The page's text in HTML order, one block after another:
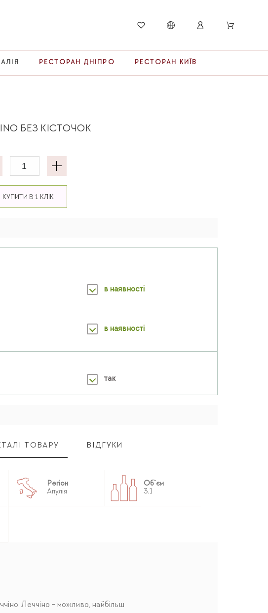
РЕСТОРАН ДНІПРО РЕСТОРАН КИЇВ
БЕЗ КІСТОЧОК
КУПИТИ В 1 КЛІК
в наявності
в наявності
так
ТОВАРУ ВІДГУКИ
Регіон
Апулія
Об`єм
3,1
Леччіно - можливо, найбільш